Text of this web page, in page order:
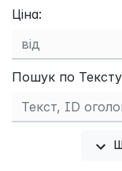
Ціна:
Пошук по